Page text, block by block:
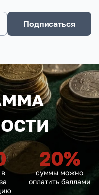
Подписаться
20%
суммы можно
оплатить баллами